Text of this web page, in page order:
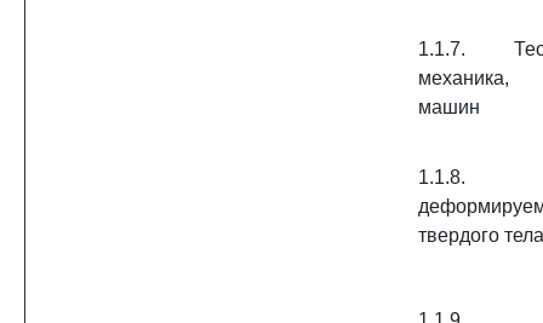
1.1.7.
механика,
машин
1.1.8.
твердого тела